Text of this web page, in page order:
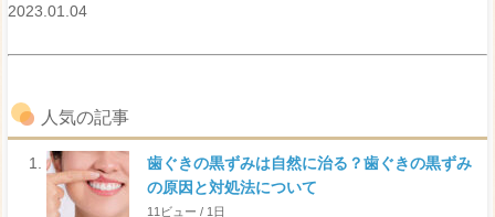
2023.01.04
人気の記事
歯ぐきの黒ずみは自然に治る？歯ぐきの黒ずみ
の原因と対処法について
11ビュー / 1日